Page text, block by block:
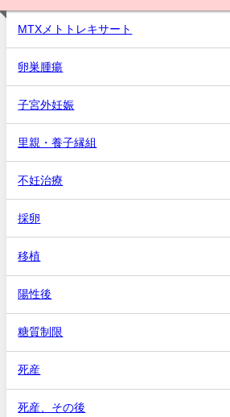
MTXメトトレキサート
卵巣腫瘍
子宮外妊娠
里親・養子縁組
不妊治療
採卵
移植
陽性後
糖質制限
死産
死産、その後